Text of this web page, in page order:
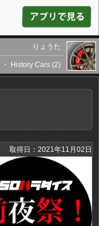
りょうた
・ History Cars (2)
取得日：2021年11月02日